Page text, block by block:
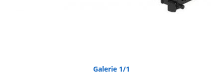
Galerie 1/1